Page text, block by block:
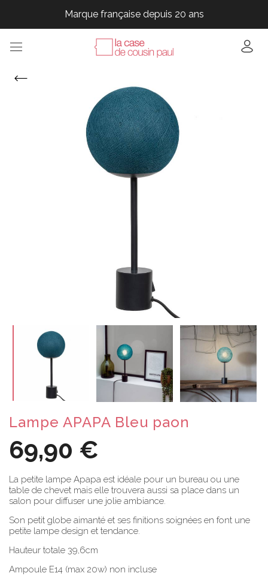
Marque française depuis 20 ans
Marque française depuis 20 ans
Marque française depuis 20 ans
Lampe APAPA Bleu paon
69,90 €
La petite lampe Apapa est idéale pour un bureau ou une
table de chevet mais elle trouvera aussi sa place dans un
salon pour diffuser une jolie ambiance.
Son petit globe aimanté et ses finitions soignées en font une
petite lampe design et tendance.
Hauteur totale 39,6cm
Ampoule E14 (max 20w) non incluse